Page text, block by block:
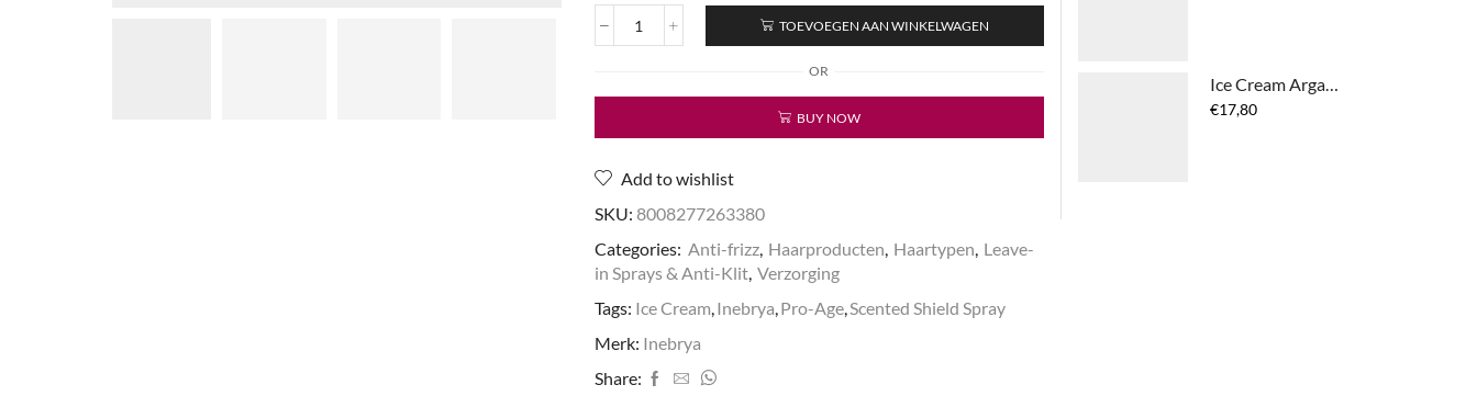
Ice
Age
Pro-
Scented
Shield
aantal
TOEVOEGEN AAN WINKELWAGEN
OR
BUY NOW
Add to wishlist
SKU: 8008277263380
Categories: Anti-frizz, Haarproducten, Haartypen, Leave-
in Sprays & Anti-Klit, Verzorging
Tags: Ice Cream,Inebrya,Pro-Age,Scented Shield Spray
Merk: Inebrya
Share:
Ice Cream Argan Age - Pro-Age Bi-Phase Conditioner
€17,80